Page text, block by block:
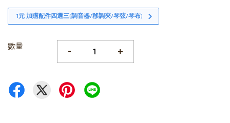
1元 加購配件四選三(調音器/移調夾/琴弦/琴布)
數量 - +